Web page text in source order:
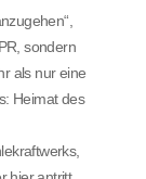
sondern
als nur eine
Heimat des